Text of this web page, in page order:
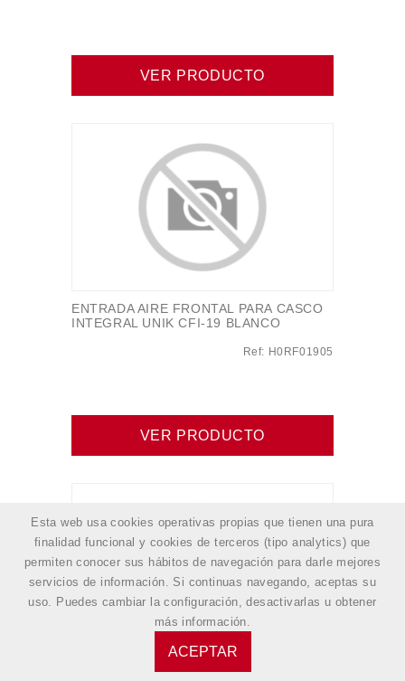
VER PRODUCTO
ENTRADA AIRE FRONTAL PARA CASCO
INTEGRAL UNIK CFI-19 BLANCO
Ref: H0RF01905
VER PRODUCTO
ENTRADA AIRE FRONTAL PARA CASCO
Esta web usa cookies operativas propias que tienen una pura
finalidad funcional y cookies de terceros (tipo analytics) que
permiten conocer sus hábitos de navegación para darle mejores
servicios de información. Si continuas navegando, aceptas su
uso. Puedes cambiar la configuración, desactivarlas u obtener
más información.
ACEPTAR